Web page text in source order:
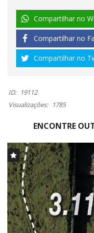
Compartilhar no
Compartilhar no
Compartilhar no
ID:
19112
Visualizações:
1785
ENCONTRE